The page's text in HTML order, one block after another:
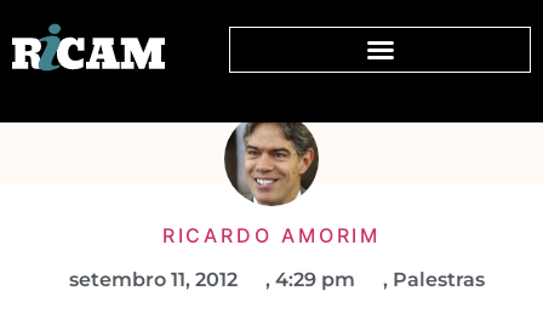
RICARDO AMORIM
setembro 11, 2012 , 4:29 pm , Palestras